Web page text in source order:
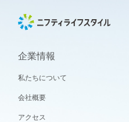
企業情報
私たちについて
会社概要
アクセス